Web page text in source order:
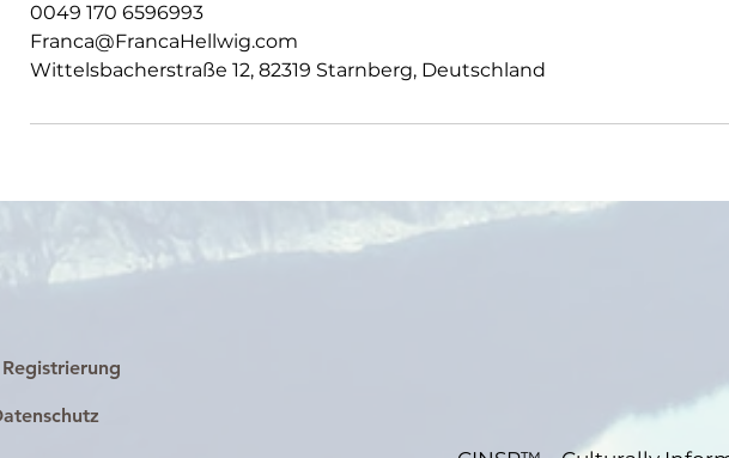
0049 170 6596993
Franca@FrancaHellwig.com
Wittelsbacherstraße 12, 82319 Starnberg, Deutschland